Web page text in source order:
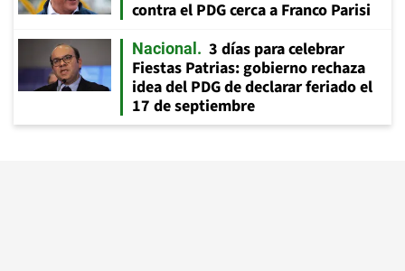
contra el PDG cerca a Franco Parisi
Nacional
3 días para celebrar
Fiestas Patrias: gobierno rechaza
idea del PDG de declarar feriado el
17 de septiembre